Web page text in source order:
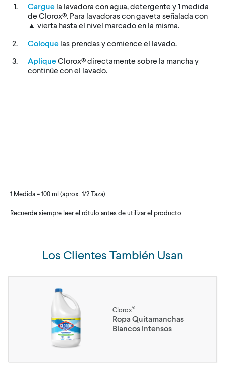
Cargue la lavadora con agua, detergente y 1 medida
de Clorox®. Para lavadoras con gaveta señalada con
▲ vierta hasta el nivel marcado en la misma.
Coloque las prendas y comience el lavado.
ApliqueClorox® directamente sobre la mancha y
continúe con el lavado.
1 Medida = 100 ml (aprox. 1/2 Taza)
Recuerde siempre leer el rótulo antes de utilizar el producto
Los Clientes También Usan
Clorox®
Ropa Quitamanchas
Blancos Intensos